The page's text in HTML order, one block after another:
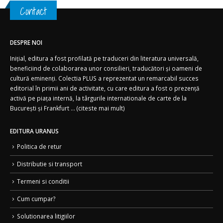
Contact
DESPRE NOI
Inițial, editura a fost profilată pe traduceri din literatura universală,
beneficiind de colaborarea unor consilieri, traducători și oameni de
cultură eminenți. Colectia PLUS a reprezentat un remarcabil succes
editorial în primii ani de activitate, cu care editura a fost o prezență
activă pe piața internă, la târgurile internationale de carte de la
București și Frankfurt ... (citeste mai mult)
EDITURA URANUS
Politica de retur
Distributie si transport
Termeni si conditii
Cum cumpar?
Solutionarea litigiilor